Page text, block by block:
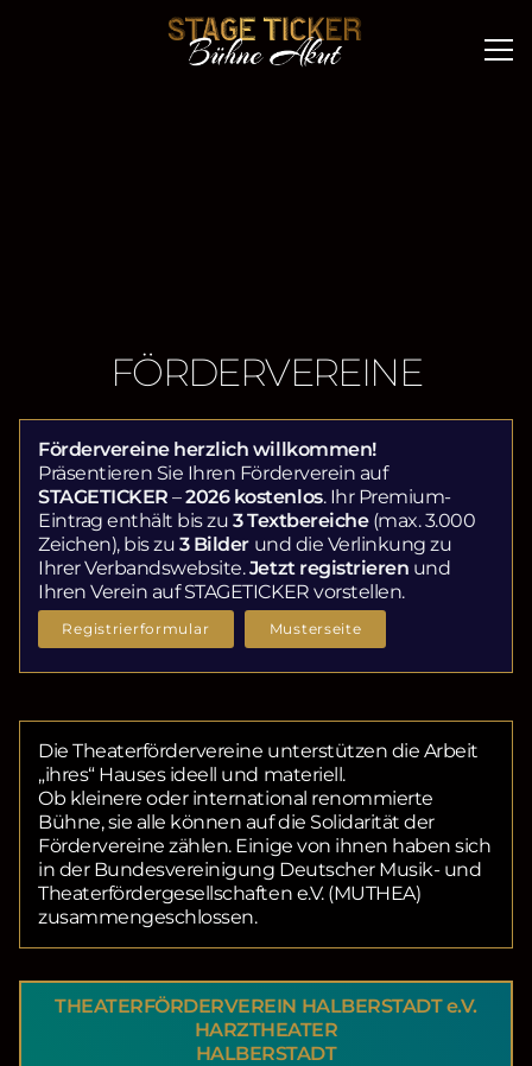
FÖRDERVEREINE
Fördervereine herzlich willkommen!
Präsentieren Sie Ihren Förderverein auf
STAGETICKER –2026 kostenlos. Ihr Premium-
Eintrag enthält bis zu 3 Textbereiche(max. 3.000
Zeichen), bis zu 3 Bilder und die Verlinkung zu
Ihrer Verbandswebsite.Jetzt registrieren und
Ihren Verein auf STAGETICKER vorstellen.
Registrierformular Musterseite
Die Theaterfördervereine unterstützen die Arbeit
„ihres“ Hauses ideell und materiell.
Ob kleinere oder international renommierte
Bühne, sie alle können auf die Solidarität der
Fördervereine zählen. Einige von ihnen haben sich
in der Bundesvereinigung Deutscher Musik- und
Theaterfördergesellschaften e.V. (MUTHEA)
zusammengeschlossen.
THEATERFÖRDERVEREIN HALBERSTADT e.V.
HARZTHEATER
HALBERSTADT